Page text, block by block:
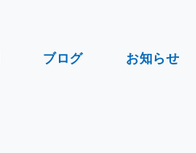
ブログ お知らせ